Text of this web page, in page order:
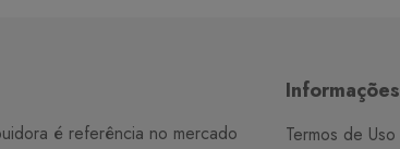
é referência no mercado
Informações
Termos de Uso